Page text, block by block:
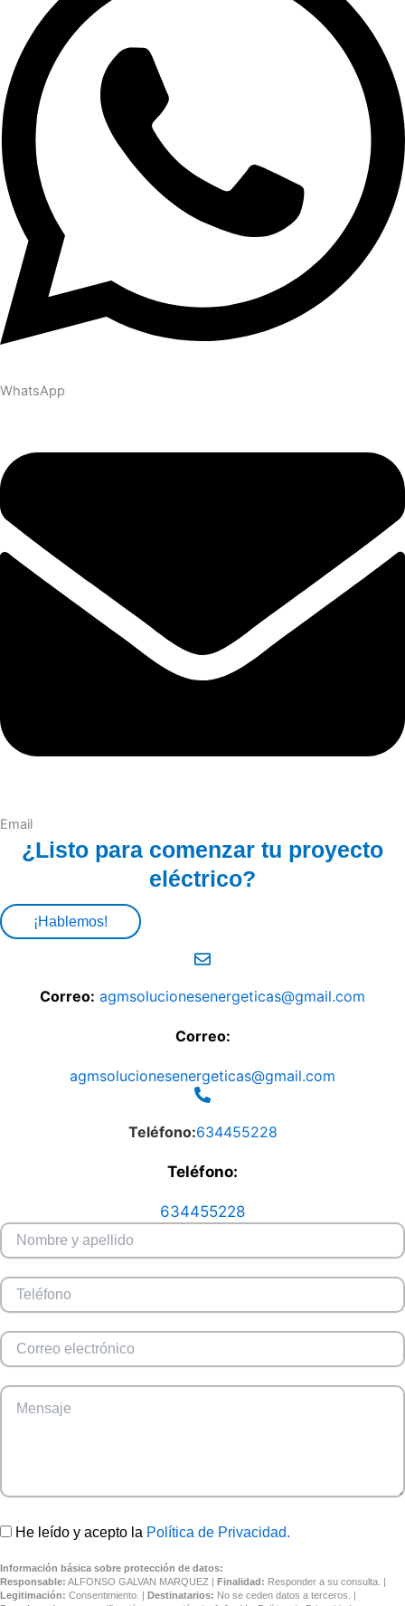
WhatsApp
Email
¿Listo para comenzar tu proyecto
eléctrico?
¡Hablemos!
Correo: agmsolucionesenergeticas@gmail.com
Correo:
agmsolucionesenergeticas@gmail.com
Teléfono:634455228
Teléfono:
634455228
He leído y acepto la Política de Privacidad.
Información básica sobre protección de datos:
Responsable: ALFONSO GALVAN MARQUEZ | Finalidad: Responder a su consulta. |
Legitimación: Consentimiento. | Destinatarios: No se ceden datos a terceros. |